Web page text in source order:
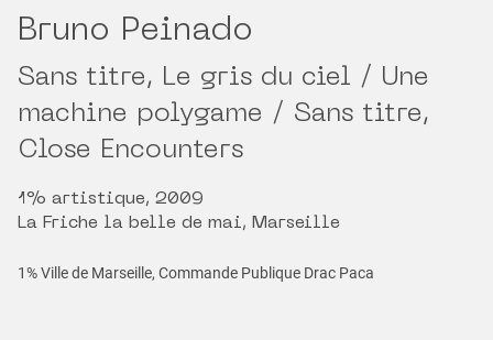
Bruno Peinado
Sans titre, Le gris du ciel / Une
machine polygame / Sans titre,
Close Encounters
1% artistique, 2009
La Friche la belle de mai, Marseille
1% Ville de Marseille, Commande Publique Drac Paca